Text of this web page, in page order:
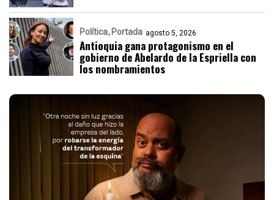
Política Portada agosto 5, 2026
Antioquia gana protagonismo en el
gobierno de Abelardo de la Espriella con
los nombramientos